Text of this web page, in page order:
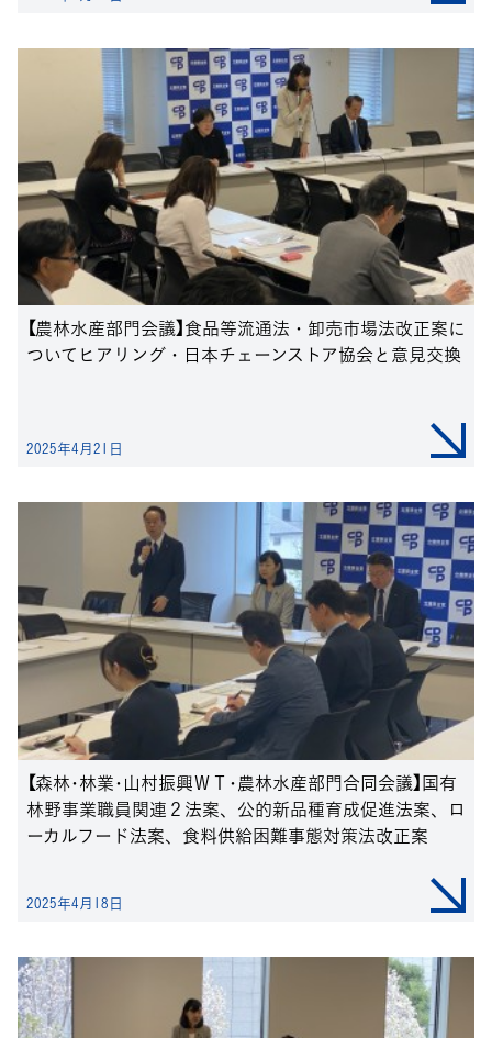
【農林水産部門会議】食品等流通法・卸売市場法改正案に
ついてヒアリング・日本チェーンストア協会と意見交換
2025年4月21日
【森林･林業･山村振興ＷＴ･農林水産部門合同会議】国有
林野事業職員関連２法案、公的新品種育成促進法案、ロ
ーカルフード法案、食料供給困難事態対策法改正案
2025年4月18日